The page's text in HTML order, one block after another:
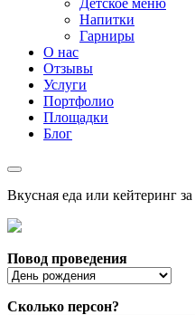
Детское меню
Напитки
Гарниры
О нас
Отзывы
Услуги
Портфолио
Площадки
Блог
Вкусная еда или кейтеринг
Повод проведения
Сколько персон?